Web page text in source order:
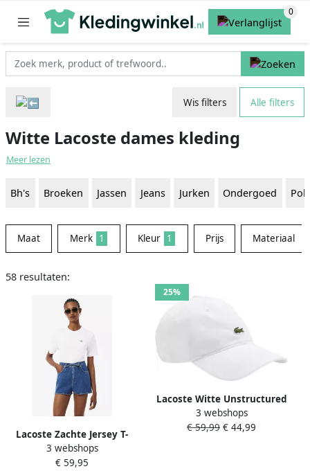
Wis filters Alle filters
Witte Lacoste dames kleding
Meer lezen
Bh's Broeken Jassen Jeans Jurken Ondergoed
Maat Merk 1 Kleur 1 Prijs Materiaal
58 resultaten:
Lacoste Zachte Jersey T-
shirt met Geribbelde Kraag
White Dames
3 webshops
€ 59,95
25%
Lacoste Witte Unstructured
Cap met Klein Logo White
3 webshops
€ 59,99 € 44,99